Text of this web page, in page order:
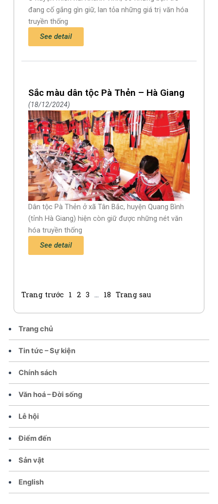
Trang chủ
Tin tức – Sự kiện
Chính sách
Văn hoá – Đời sống
Lễ hội
Điểm đến
Sản vật
English
đang cố gắng gìn giữ, lan tỏa những giá trị văn hóa
truyền thống
See detail
Sắc màu dân tộc Pà Thẻn – Hà Giang
18/12/2024
Dân tộc Pà Thẻn ở xã Tân Bắc, huyện Quang Bình
(tỉnh Hà Giang) hiện còn giữ được những nét văn
hóa truyền thống
See detail
Trang trước 1 2 3 … 18 Trang sau